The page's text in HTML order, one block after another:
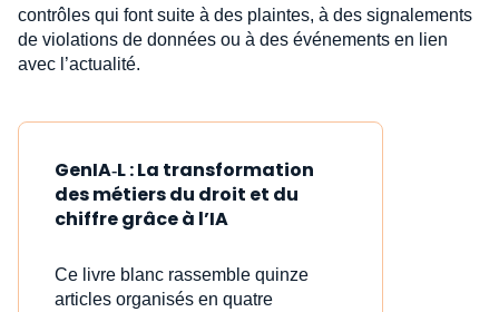
contrôles qui font suite à des plaintes, à des signalements
de violations de données ou à des événements en lien
avec l’actualité.
GenIA‑L : La transformation
des métiers du droit et du
chiffre grâce à l’IA
Ce livre blanc rassemble quinze
articles organisés en quatre